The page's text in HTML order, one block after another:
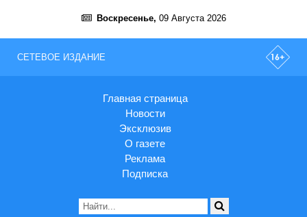
Воскресенье, 09 Августа 2026
СЕТЕВОЕ ИЗДАНИЕ
Главная страница
Новости
Эксклюзив
О газете
Реклама
Подписка